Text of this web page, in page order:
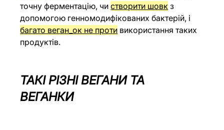
точну ферментацію, чи створити шовк з
допомогою генномодифікованих бактерій, і
багато веган_ок не проти використання таких
продуктів.
ТАКІ РІЗНІ ВЕГАНИ ТА
ВЕГАНКИ